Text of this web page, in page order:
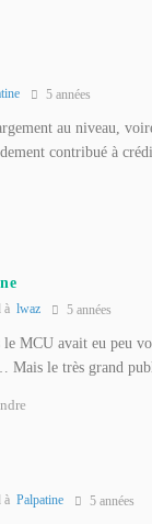
5 années
au niveau,
contribué à
à lwaz 5 années
MCU avait eu peu
Mais le très grand
à Palpatine 5 années